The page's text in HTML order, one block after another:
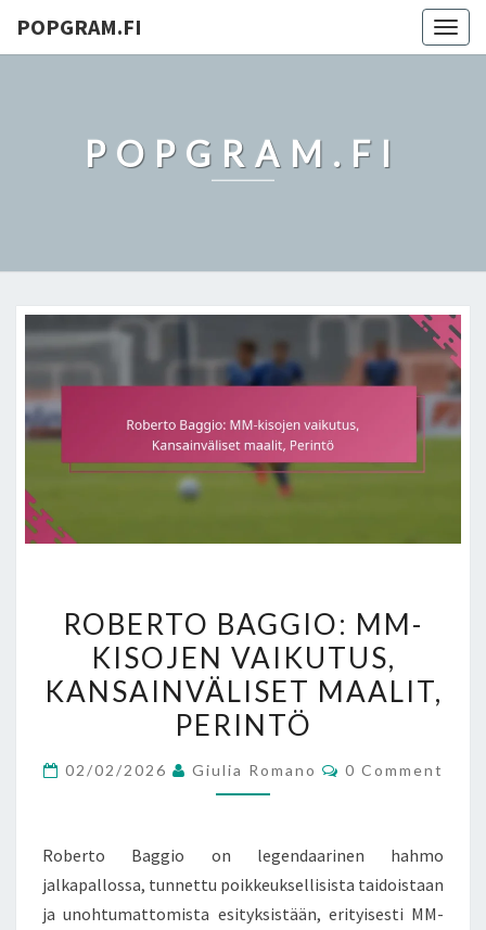
POPGRAM.FI
POPGRAM.FI
BAGGIO:
MM-
KISOJEN
VAIKUTUS,
MAALIT,
ROBERTO BAGGIO: MM-
KISOJEN VAIKUTUS,
KANSAINVÄLISET MAALIT,
PERINTÖ
02/02/2026 Giulia Romano Comments
0 Comment
Roberto Baggio on legendaarinen hahmo
jalkapallossa, tunnettu poikkeuksellisista taidoistaan
ja unohtumattomista esityksistään, erityisesti MM-